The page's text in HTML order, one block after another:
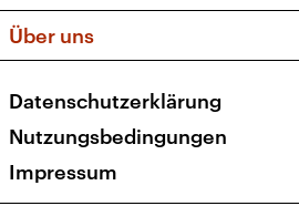
Apps
Newsletter
Social Media
Über uns
Presse
Karriere
Transparenz
Datenschutzerklärung
Nutzungsbedingungen
Impressum